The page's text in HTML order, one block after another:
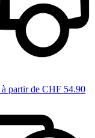
à partir de CHF 54.90